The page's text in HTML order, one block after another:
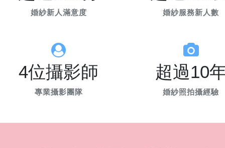
婚紗新人滿意度 婚紗服務新人數
4位攝影師
專業攝影團隊
超過10
婚紗照拍攝經驗